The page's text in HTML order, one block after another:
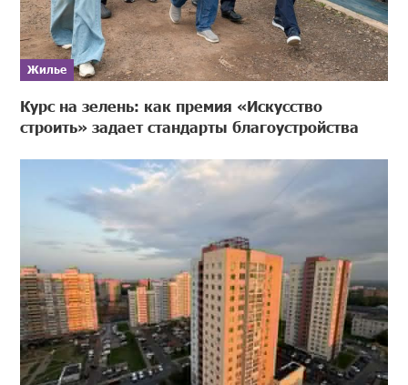
Жилье
Курс на зелень: как премия «Искусство
строить» задает стандарты благоустройства